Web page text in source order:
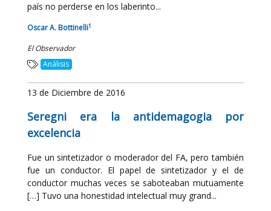
país no perderse en los laberinto...
Oscar A. Bottinelli1
El Observador
Análisis
13 de Diciembre de 2016
Seregni era la antidemagogia por
excelencia
Fue un sintetizador o moderador del FA, pero también
fue un conductor. El papel de sintetizador y el de
conductor muchas veces se saboteaban mutuamente
[…] Tuvo una honestidad intelectual muy grand...